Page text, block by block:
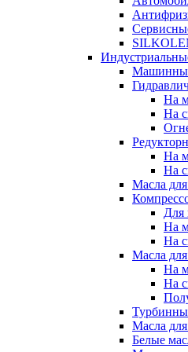
На
На
На
На
Масла
Для
На
На
Масла
На
На
Масла
Белые